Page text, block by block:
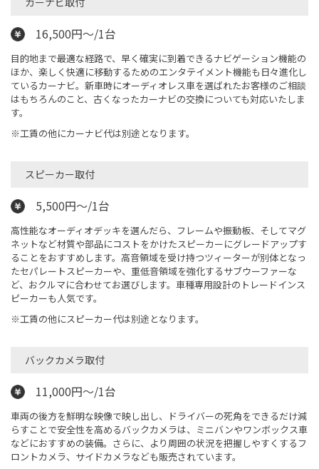
16,500円～/1台
目的地まで最適な経路で、早く確実に到着できるナビゲーション機能の
ほか、楽しく快適に移動するためのエンタテイメント機能も日々進化し
ているカーナビ。新車時にオーディオレス車を選ばれたお客様のご相談
はもちろんのこと、古くなったカーナビの交換についても対応いたしま
す。
※工賃の他にカーナビ代は別途となります。
スピーカー取付
5,500円～/1台
高性能なオーディオデッキを選んだら、フレームや振動板、そしてマグ
ネットなど材質や部品にコストをかけたスピーカーにグレードアップす
ることをおすすめします。高音領域を受け持つツィーターが別体となっ
たセパレートスピーカーや、重低音領域を強化するサブウーファーな
ど、おクルマに合わせてお選びします。車種専用設計のトレードインス
ピーカーも人気です。
※工賃の他にスピーカー代は別途となります。
バックカメラ取付
11,000円～/1台
車両の後方を鮮明な映像で映し出し、ドライバーの死角をできるだけ減
らすことで安全性を高めるバックカメラは、ミニバンやワンボックス車
などにおすすめの装備。さらに、より周囲の状況を把握しやすくするフ
ロントカメラ、サイドカメラなども販売されています。